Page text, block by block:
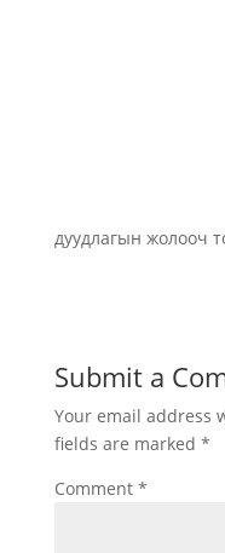
дуудлагын жолооч
Submit a
Your email address
fields are marked *
Comment *